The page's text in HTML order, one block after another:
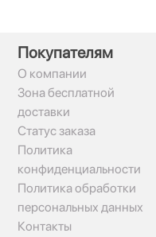
Покупателям
О компании
Зона бесплатной
доставки
Статус заказа
Политика
конфиденциальности
Политика обработки
персональных данных
Контакты